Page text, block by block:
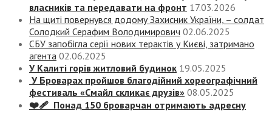
власників та передавати на фронт 17.03.2026
На щиті повернувся додому Захисник України, – солдат
Солодкий Серафим Володимирович 02.06.2025
СБУ запобігла серії нових терактів у Києві, затримано
агента 02.06.2025
У Калиті горів житловий будинок 19.05.2025
У Броварах пройшов благодійний хореографічний
фестиваль «Смайл скликає друзів» 08.05.2025
❤️‍🩹 Понад 150 броварчан отримають адресну